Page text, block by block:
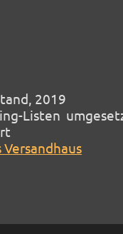
2019
Listen